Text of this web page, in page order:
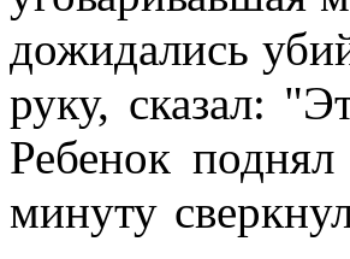
дожидались
руку, сказал:
Ребенок
минуту